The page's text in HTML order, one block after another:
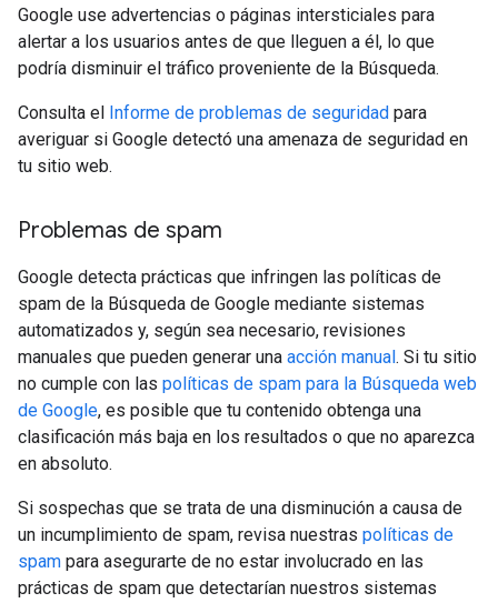
Google use advertencias o páginas intersticiales para
alertar a los usuarios antes de que lleguen a él, lo que
podría disminuir el tráfico proveniente de la Búsqueda.
Consulta el Informe de problemas de seguridad para
averiguar si Google detectó una amenaza de seguridad en
tu sitio web.
Problemas de spam
Google detecta prácticas que infringen las políticas de
spam de la Búsqueda de Google mediante sistemas
automatizados y, según sea necesario, revisiones
manuales que pueden generar una acción manual. Si tu sitio
no cumple con las políticas de spam para la Búsqueda web
de Google, es posible que tu contenido obtenga una
clasificación más baja en los resultados o que no aparezca
en absoluto.
Si sospechas que se trata de una disminución a causa de
un incumplimiento de spam, revisa nuestras políticas de
spam para asegurarte de no estar involucrado en las
prácticas de spam que detectarían nuestros sistemas